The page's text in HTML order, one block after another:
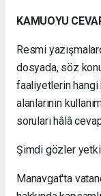
KAMUOYU
Resmi
dosyada, söz
faaliyetlerin hangi
alanlarının
soruları hâlâ
Şimdi gözler
Manavgat'ta